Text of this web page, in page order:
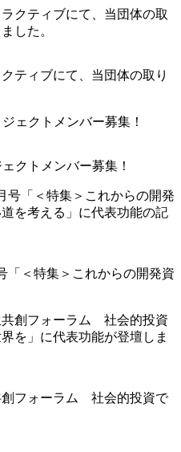
ティブにて、当団体の取り
クトメンバー募集！
「＜特集＞これからの開発資
創フォーラム 社会的投資で